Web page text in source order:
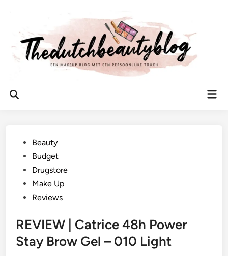
inhoud
Zoeken
Geplaatst
Beauty
Budget
Drugstore
Make Up
Reviews
REVIEW | Catrice 48h Power
Stay Brow Gel – 010 Light